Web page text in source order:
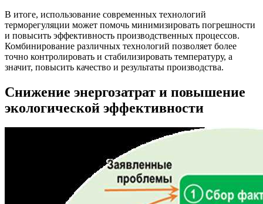
В итоге, использование современных технологий
терморегуляции может помочь минимизировать погрешности
и повысить эффективность производственных процессов.
Комбинирование различных технологий позволяет более
точно контролировать и стабилизировать температуру, а
значит, повысить качество и результаты производства.
Снижение энергозатрат и повышение
экологической эффективности